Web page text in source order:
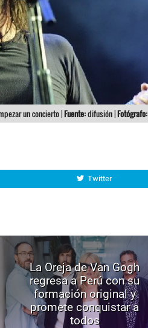
un concierto |Fuente:difusión |Fotógrafo:
Twitter
La Oreja de Van Gogh
regresa a Perú con su
formación original y
promete conquistar a
todos